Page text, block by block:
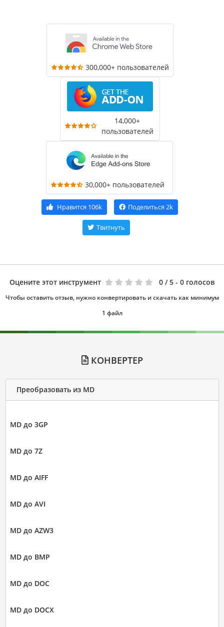
300,000+ пользователей
14,000+
пользователей
30,000+ пользователей
Нравится 106k Поделиться 2k
Твитнуть
Оцените этот инструмент 0 / 5 - 0 голосов
Чтобы оставить отзыв, нужно конвертировать и скачать как минимум
1 файл
КОНВЕРТЕР
Преобразовать из MD
MD до 3GP
MD до 7Z
MD до AIFF
MD до AVI
MD до AZW3
MD до BMP
MD до DOC
MD до DOCX